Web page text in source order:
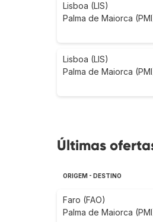
Lisboa (LIS)
Palma de Maiorca
Lisboa (LIS)
Palma de Maiorca
Últimas
ORIGEM - DESTINO
Faro (FAO)
Palma de Maiorca